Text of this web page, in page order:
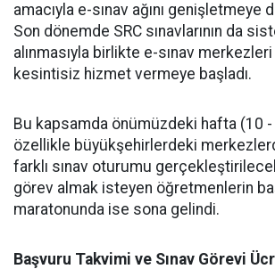
amacıyla e-sınav ağını genişletmeye
Son dönemde SRC sınavlarının da
alınmasıyla birlikte e-sınav
kesintisiz hizmet vermeye başladı.
Bu kapsamda önümüzdeki hafta (10
özellikle büyükşehirlerdeki
farklı sınav oturumu
görev almak isteyen öğretmenlerin
maratonunda ise sona gelindi.
Başvuru Takvimi ve Sınav Görevi